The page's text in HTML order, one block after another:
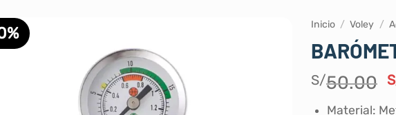
Inicio / Voley /
S/50.00
Material: